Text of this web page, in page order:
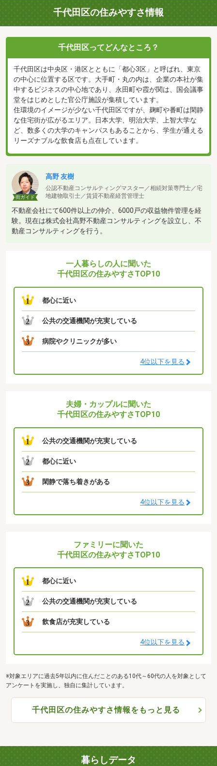
千代田区の住みやすさ情報
千代田区ってどんなところ？
千代田区は中央区・港区とともに「都心3区」と呼ばれ、東京
の中心に位置する区です。大手町・丸の内は、企業の本社が集
中するビジネスの中心地であり、永田町や霞が関は、国会議事
堂をはじめとした官公庁施設が集積しています。
住環境のイメージが少ない千代田区ですが、麹町や番町は閑静
な住宅街が広がるエリア。日本大学、明治大学、上智大学な
ど、数多くの大学のキャンパスもあることから、学生が通える
リーズナブルな飲食店も点在しています。
街ガイド
高野 友樹
公認不動産コンサルティングマスター／相続対策専門士／宅
地建物取引士／賃貸不動産経営管理士
不動産会社にて600件以上の仲介、6000戸の収益物件管理を経
験。現在は株式会社高野不動産コンサルティングを設立し、不
動産コンサルティングを行う。
一人暮らしの人に聞いた
千代田区の住みやすさTOP10
1 都心に近い
2 公共の交通機関が充実している
3 病院やクリニックが多い
4位以下を見る
夫婦・カップルに聞いた
千代田区の住みやすさTOP10
1 公共の交通機関が充実している
2 都心に近い
3 閑静で落ち着きがある
4位以下を見る
ファミリーに聞いた
千代田区の住みやすさTOP10
1 都心に近い
2 公共の交通機関が充実している
3 飲食店が充実している
4位以下を見る
※対象エリアに過去5年以内に住んだことのある10代～60代の人を対象として
アンケートを実施し、独自に集計しています。
千代田区の住みやすさ情報をもっと見る
暮らしデータ